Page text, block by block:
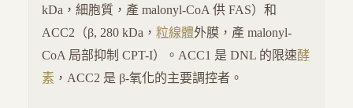
kDa，細胞質，產 malonyl-CoA 供 FAS）和
ACC2（β, 280 kDa， 粒線體外膜，產 malonyl-
CoA 局部抑制 CPT-I）。ACC1 是 DNL 的限速酵
素 ，ACC2 是 β-氧化的主要調控者。